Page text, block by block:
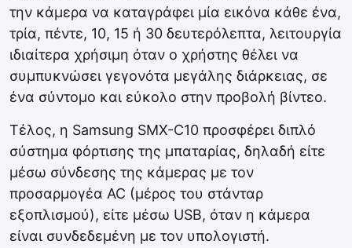
την κάμερα να καταγράφει μία εικόνα κάθε ένα,
τρία, πέντε, 10, 15 ή 30 δευτερόλεπτα, λειτουργία
ιδιαίτερα χρήσιμη όταν ο χρήστης θέλει να
συμπυκνώσει γεγονότα μεγάλης διάρκειας, σε
ένα σύντομο και εύκολο στην προβολή βίντεο.
Τέλος, η Samsung SMX-C10 προσφέρει διπλό
σύστημα φόρτισης της μπαταρίας, δηλαδή είτε
μέσω σύνδεσης της κάμερας με τον
προσαρμογέα AC (μέρος του στάνταρ
εξοπλισμού), είτε μέσω USB, όταν η κάμερα
είναι συνδεδεμένη με τον υπολογιστή.